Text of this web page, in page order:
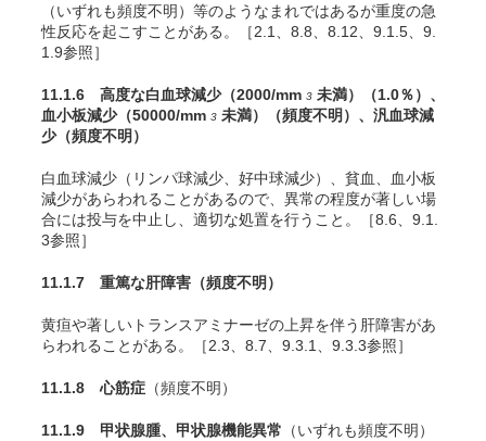
（いずれも頻度不明）等のようなまれではあるが重度の急
性反応を起こすことがある。［2.1、8.8、8.12、9.1.5、9.
1.9参照］
11.1.6 高度な白血球減少（2000/mm 3 未満） （1.0％） 、
血小板減少（50000/mm 3 未満） （頻度不明） 、汎血球減
少（頻度不明）
白血球減少（リンパ球減少、好中球減少）、貧血、血小板
減少があらわれることがあるので、異常の程度が著しい場
合には投与を中止し、適切な処置を行うこと。［8.6、9.1.
3参照］
11.1.7 重篤な肝障害 （頻度不明）
黄疸や著しいトランスアミナーゼの上昇を伴う肝障害があ
らわれることがある。［2.3、8.7、9.3.1、9.3.3参照］
11.1.8 心筋症 （頻度不明）
11.1.9 甲状腺腫、甲状腺機能異常 （いずれも頻度不明）